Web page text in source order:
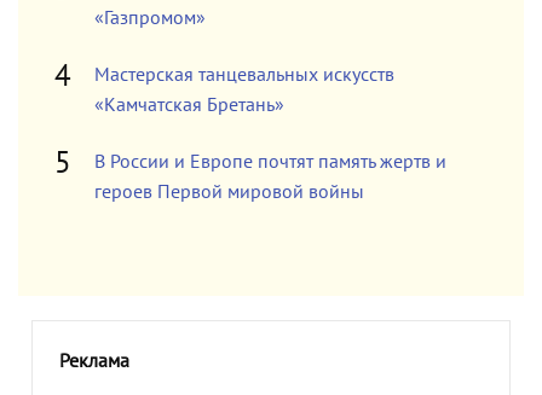
«Газпромом»
Мастерская танцевальных искусств
«Камчатская Бретань»
В России и Европе почтят память жертв и
героев Первой мировой войны
Реклама